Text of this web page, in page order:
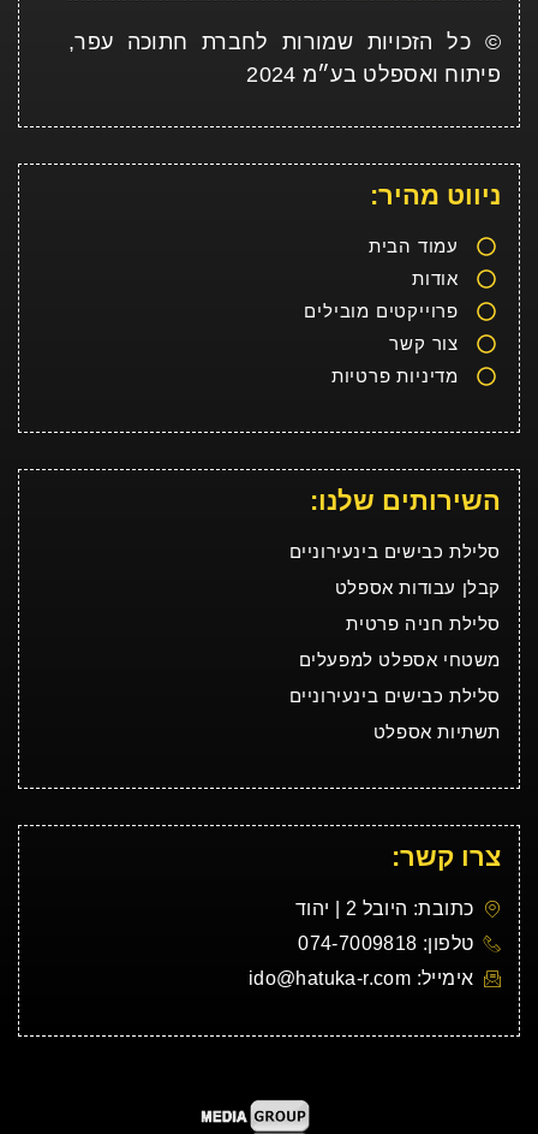
© כל הזכויות שמורות לחברת חתוכה עפר,
פיתוח ואספלט בע״מ 2024
ניווט מהיר:
עמוד הבית
אודות
פרוייקטים מובילים
צור קשר
מדיניות פרטיות
השירותים שלנו:
סלילת כבישים בינעירוניים
קבלן עבודות אספלט
סלילת חניה פרטית
משטחי אספלט למפעלים
סלילת כבישים בינעירוניים
תשתיות אספלט
צרו קשר:
כתובת: היובל 2 | יהוד
טלפון: 074-7009818
אימייל: ido@hatuka-r.com